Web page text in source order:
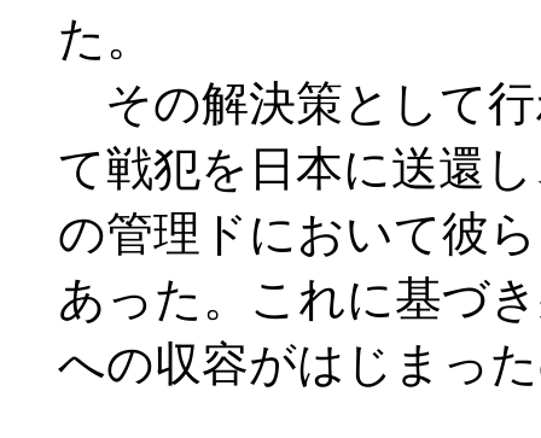
た。
その解決策として
て戦犯を日本に送還
の管理ドにおいて彼
あった。これに基づ
への収容がはじまっ